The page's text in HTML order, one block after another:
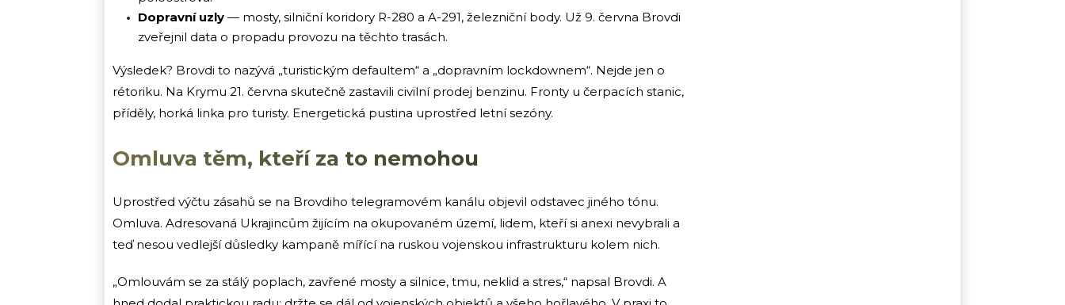
Dopravní uzly — mosty, silniční koridory R-280 a A-291, železniční body. Už 9. června Brovdi
zveřejnil data o propadu provozu na těchto trasách.
Výsledek? Brovdi to nazývá „turistickým defaultem“ a „dopravním lockdownem“. Nejde jen o
rétoriku. Na Krymu 21. června skutečně zastavili civilní prodej benzinu. Fronty u čerpacích stanic,
příděly, horká linka pro turisty. Energetická pustina uprostřed letní sezóny.
Omluva těm, kteří za to nemohou
Uprostřed výčtu zásahů se na Brovdiho telegramovém kanálu objevil odstavec jiného tónu.
Omluva. Adresovaná Ukrajincům žijícím na okupovaném území, lidem, kteří si anexi nevybrali a
teď nesou vedlejší důsledky kampaně mířící na ruskou vojenskou infrastrukturu kolem nich.
„Omlouvám se za stálý poplach, zavřené mosty a silnice, tmu, neklid a stres,“ napsal Brovdi. A